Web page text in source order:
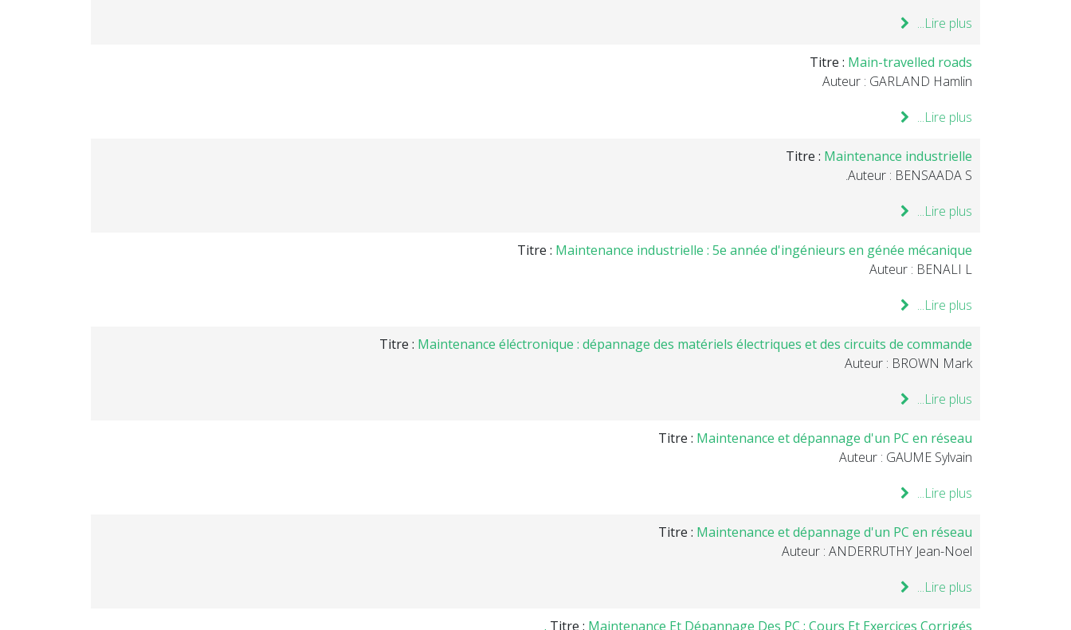
Lire plus...
Titre : Main-travelled roads
Auteur : GARLAND Hamlin
Lire plus...
Titre : Maintenance industrielle
Auteur : BENSAADA S.
Lire plus...
Titre : Maintenance industrielle : 5e année d'ingénieurs en génée mécanique
Auteur : BENALI L
Lire plus...
Titre : Maintenance éléctronique : dépannage des matériels électriques et des circuits de commande
Auteur : BROWN Mark
Lire plus...
Titre : Maintenance et dépannage d'un PC en réseau
Auteur : GAUME Sylvain
Lire plus...
Titre : Maintenance et dépannage d'un PC en réseau
Auteur : ANDERRUTHY Jean-Noel
Lire plus...
Titre : Maintenance Et Dépannage Des PC : Cours Et Exercices Corrigés .